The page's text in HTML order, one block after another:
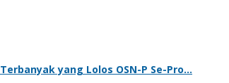
yang Lolos OSN-P Se-Pro…